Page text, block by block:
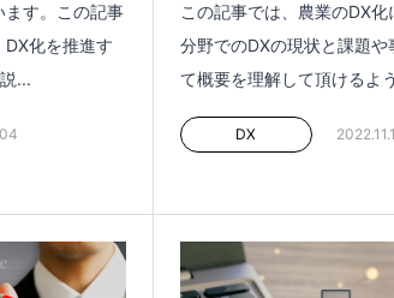
ます。この記事
化を推進す
...
この記事では、農業のDX
分野でのDXの現状と課題
て概要を理解して頂けるよ
DX